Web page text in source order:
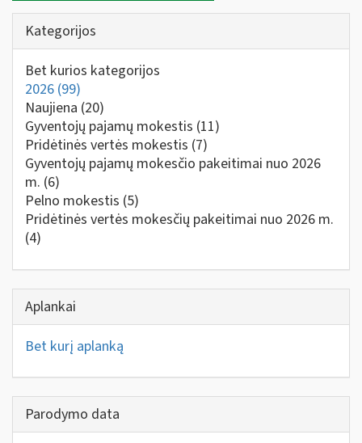
Kategorijos
Bet kurios kategorijos
2026 (99)
Naujiena (20)
Gyventojų pajamų mokestis (11)
Pridėtinės vertės mokestis (7)
Gyventojų pajamų mokesčio pakeitimai nuo 2026
m. (6)
Pelno mokestis (5)
Pridėtinės vertės mokesčių pakeitimai nuo 2026 m.
(4)
Aplankai
Bet kurį aplanką
Parodymo data